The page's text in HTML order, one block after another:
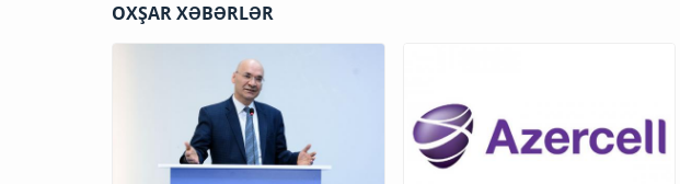
OXŞAR XƏBƏRLƏR